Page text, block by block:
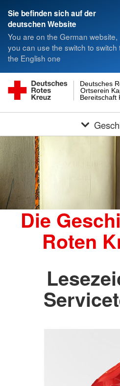
Sie befinden sich auf der
deutschen Website
You are on the German website,
you can use the switch to switch
the English one
Bereitschaft
Ortserein
Deutsches
Die
Roten